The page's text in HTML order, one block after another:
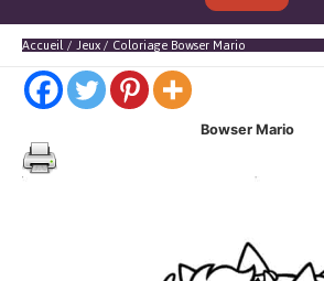
l'en-
Accueil Jeux Coloriage Bowser Mario
Bowser Mario